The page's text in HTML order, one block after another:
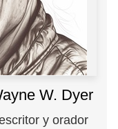
W. Dyer
y orador